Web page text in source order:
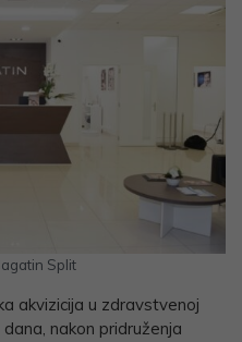
Split
akvizicija u zdravstvenoj
nakon pridruženja